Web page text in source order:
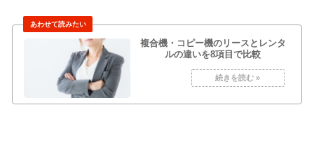
複合機・コピー機のリースとレンタ
ルの違いを8項目で比較